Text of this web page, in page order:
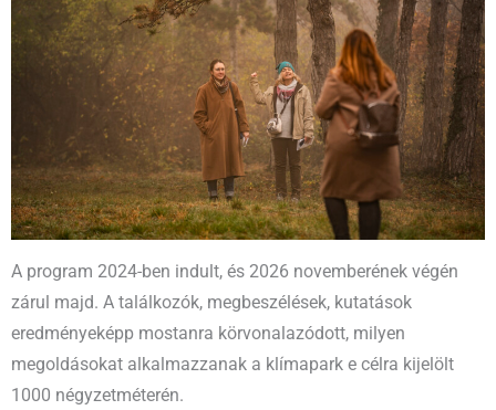
A program 2024-ben indult, és 2026 novemberének végén
zárul majd. A találkozók, megbeszélések, kutatások
eredményeképp mostanra körvonalazódott, milyen
megoldásokat alkalmazzanak a klímapark e célra kijelölt
1000 négyzetméterén.